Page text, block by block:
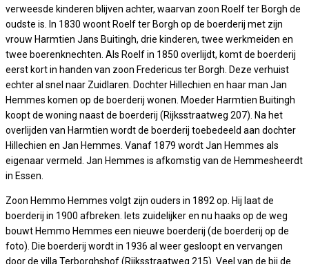
verweesde kinderen blijven achter, waarvan zoon Roelf ter Borgh de
oudste is. In 1830 woont Roelf ter Borgh op de boerderij met zijn
vrouw Harmtien Jans Buitingh, drie kinderen, twee werkmeiden en
twee boerenknechten. Als Roelf in 1850 overlijdt, komt de boerderij
eerst kort in handen van zoon Fredericus ter Borgh. Deze verhuist
echter al snel naar Zuidlaren. Dochter Hillechien en haar man Jan
Hemmes komen op de boerderij wonen. Moeder Harmtien Buitingh
koopt de woning naast de boerderij (Rijksstraatweg 207). Na het
overlijden van Harmtien wordt de boerderij toebedeeld aan dochter
Hillechien en Jan Hemmes. Vanaf 1879 wordt Jan Hemmes als
eigenaar vermeld. Jan Hemmes is afkomstig van de Hemmesheerdt
in Essen.
Zoon Hemmo Hemmes volgt zijn ouders in 1892 op. Hij laat de
boerderij in 1900 afbreken. Iets zuidelijker en nu haaks op de weg
bouwt Hemmo Hemmes een nieuwe boerderij (de boerderij op de
foto). Die boerderij wordt in 1936 al weer gesloopt en vervangen
door de villa Terborghshof (Rijksstraatweg 215). Veel van de bij de